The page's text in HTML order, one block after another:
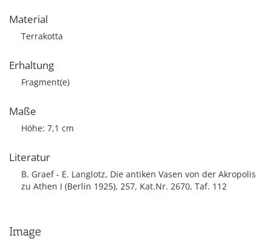
Material
Terrakotta
Erhaltung
Fragment(e)
Maße
Höhe: 7,1 cm
Literatur
B. Graef - E. Langlotz, Die antiken Vasen von der Akropolis
zu Athen I (Berlin 1925), 257, Kat.Nr. 2670, Taf. 112
Image